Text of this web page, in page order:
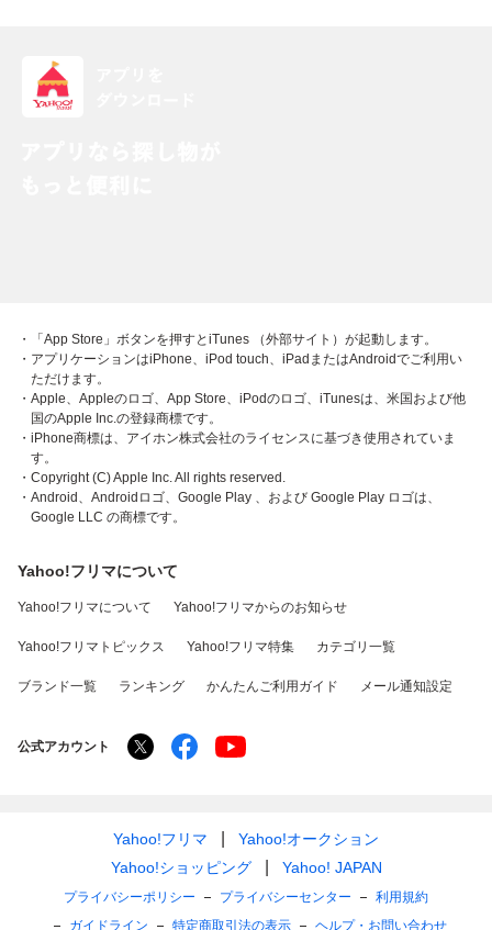
・「App Store」ボタンを押すとiTunes （外部サイト）が起動します。
・アプリケーションはiPhone、iPod touch、iPadまたはAndroidでご利用い
ただけます。
・Apple、Appleのロゴ、App Store、iPodのロゴ、iTunesは、米国および他
国のApple Inc.の登録商標です。
・iPhone商標は、アイホン株式会社のライセンスに基づき使用されていま
す。
・Copyright (C) Apple Inc. All rights reserved.
・Android、Androidロゴ、Google Play 、および Google Play ロゴは、
Google LLC の商標です。
Yahoo!フリマについて
Yahoo!フリマについて Yahoo!フリマからのお知らせ
Yahoo!フリマトピックス Yahoo!フリマ特集 カテゴリ一覧
ブランド一覧 ランキング かんたんご利用ガイド メール通知設定
公式アカウント
Yahoo!フリマ
Yahoo!オークション
Yahoo!ショッピング
Yahoo! JAPAN
プライバシーポリシー プライバシーセンター
利用規約
ガイドライン
特定商取引法の表示 ヘルプ・お問い合わせ